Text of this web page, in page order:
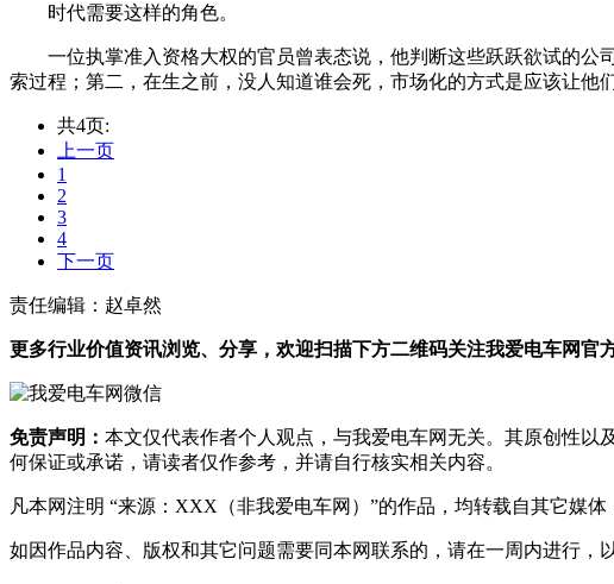
时代需要这样的角色。
一位执掌准入资格大权的官员曾表态说，他判断这些跃跃欲试的
索过程；第二，在生之前，没人知道谁会死，市场化的方式是应该让他
共4页:
上一页
1
2
3
4
下一页
责任编辑：赵卓然
更多行业价值资讯浏览、分享，欢迎扫描下方二维码关注我爱电车网官
免责声明： 本文仅代表作者个人观点，与我爱电车网无关。其原创性
何保证或承诺，请读者仅作参考，并请自行核实相关内容。
凡本网注明 “来源：XXX（非我爱电车网）”的作品，均转载自其它媒
如因作品内容、版权和其它问题需要同本网联系的，请在一周内进行，